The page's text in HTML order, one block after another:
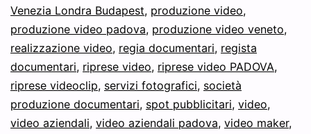
Venezia Londra Budapest, produzione video,
produzione video padova, produzione video veneto,
realizzazione video, regia documentari, regista
documentari, riprese video, riprese video PADOVA,
riprese videoclip, servizi fotografici, società
produzione documentari, spot pubblicitari, video,
video aziendali, video aziendali padova, video maker,